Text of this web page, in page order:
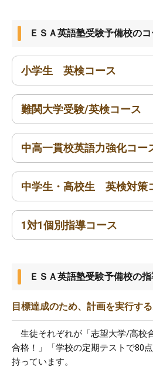
ＥＳＡ英語塾受験予備校の
小学生 英検コース
小1〜小6
難関大学受験/英検コース
高1〜高3 浪
中高一貫校英語力強化コー
中1〜中3高1〜高3
中学生・高校生 英検対策
中1〜中3
1対1個別指導コース
ＥＳＡ英語塾受験予備校の
目標達成のため、計画を実行す
生徒それぞれが「志望大学/高校
合格！」「学校の定期テストで80
持っています。